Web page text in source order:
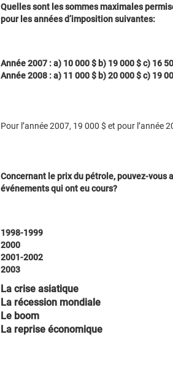
Quelles sont les sommes maximales
pour les années d’imposition suivantes:
Année 2007 : a) 10 000 $ b) 19 000 $ c) 16
Année 2008 : a) 11 000 $ b) 20 000 $ c) 19
Pour l’année 2007, 19 000 $ et pour l’année
Concernant le prix du pétrole, pouvez-vous
événements qui ont eu cours?
1998-1999
2000
2001-2002
2003
La crise asiatique
La récession mondiale
Le boom
La reprise économique